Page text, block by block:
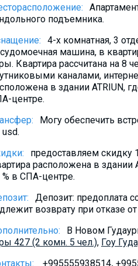
подъемника.
4-х комнатная, 3
машина, в
Квартира рассчитана на 8
каналами,
в здании ATRIUN,
центре.
Могу обеспечить
предоставляем скидку
расположена в здании
% в СПА-центре.
Депозит: предоплата
возврату при отказе
В Новом
427 (2 комн. 5 чел.), Гоу
+995555938514.